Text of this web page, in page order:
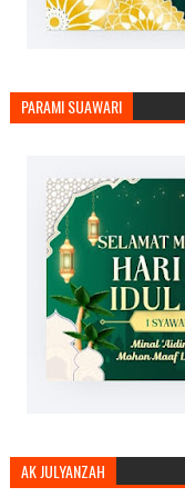
PARAMI SUAWARI
AK JULYANZAH